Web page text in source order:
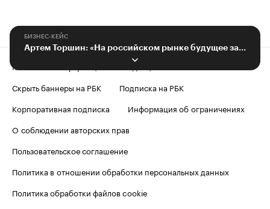
БИЗНЕС-КЕЙС
Артем Торшин: «На российском рынке будущее за гибридными автомобилями»
Контактная информация
Скрыть баннеры на РБК
Подписка на РБК
Корпоративная подписка
Информация об ограничениях
О соблюдении авторских прав
Пользовательское соглашение
Политика в отношении обработки персональных данных
Политика обработки файлов cookie